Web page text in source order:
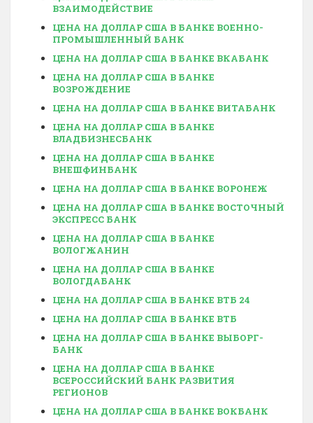
ВЗАИМОДЕЙСТВИЕ
ЦЕНА НА ДОЛЛАР США В БАНКЕ ВОЕННО-
ПРОМЫШЛЕННЫЙ БАНК
ЦЕНА НА ДОЛЛАР США В БАНКЕ ВКАБАНК
ЦЕНА НА ДОЛЛАР США В БАНКЕ
ВОЗРОЖДЕНИЕ
ЦЕНА НА ДОЛЛАР США В БАНКЕ ВИТАБАНК
ЦЕНА НА ДОЛЛАР США В БАНКЕ
ВЛАДБИЗНЕСБАНК
ЦЕНА НА ДОЛЛАР США В БАНКЕ
ВНЕШФИНБАНК
ЦЕНА НА ДОЛЛАР США В БАНКЕ ВОРОНЕЖ
ЦЕНА НА ДОЛЛАР США В БАНКЕ ВОСТОЧНЫЙ
ЭКСПРЕСС БАНК
ЦЕНА НА ДОЛЛАР США В БАНКЕ
ВОЛОГЖАНИН
ЦЕНА НА ДОЛЛАР США В БАНКЕ
ВОЛОГДАБАНК
ЦЕНА НА ДОЛЛАР США В БАНКЕ ВТБ 24
ЦЕНА НА ДОЛЛАР США В БАНКЕ ВТБ
ЦЕНА НА ДОЛЛАР США В БАНКЕ ВЫБОРГ-
БАНК
ЦЕНА НА ДОЛЛАР США В БАНКЕ
ВСЕРОССИЙСКИЙ БАНК РАЗВИТИЯ
РЕГИОНОВ
ЦЕНА НА ДОЛЛАР США В БАНКЕ ВОКБАНК